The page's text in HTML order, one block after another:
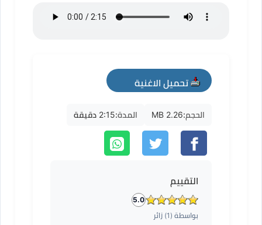
تحميل الاغنية
mp3
الحجم:2.26 MB المدة:2:15 دقيقة
التقييم
5.0
بواسطة ( 1) زائر